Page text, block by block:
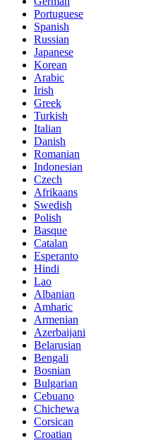
Portuguese
Spanish
Russian
Japanese
Korean
Arabic
Irish
Greek
Turkish
Italian
Danish
Romanian
Indonesian
Czech
Afrikaans
Swedish
Polish
Basque
Catalan
Esperanto
Hindi
Lao
Albanian
Amharic
Armenian
Azerbaijani
Belarusian
Bengali
Bosnian
Bulgarian
Cebuano
Chichewa
Corsican
Croatian